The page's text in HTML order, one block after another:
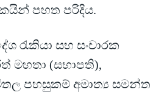
පහත පරිදිය.
රැකියා සහ සංචාරක
මහතා (සභාපති),
පහසුකම් අමාත්‍ය සමන්ත